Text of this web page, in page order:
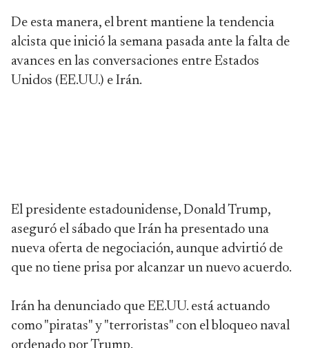
De esta manera, el brent mantiene la tendencia
alcista que inició la semana pasada ante la falta de
avances en las conversaciones entre Estados
Unidos (EE.UU.) e Irán.
El presidente estadounidense, Donald Trump,
aseguró el sábado que Irán ha presentado una
nueva oferta de negociación, aunque advirtió de
que no tiene prisa por alcanzar un nuevo acuerdo.
Irán ha denunciado que EE.UU. está actuando
como "piratas" y "terroristas" con el bloqueo naval
ordenado por Trump.